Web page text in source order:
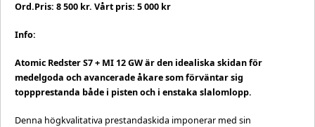
Ord.Pris: 8 500 kr. Vårt pris: 5 000 kr
Info:
Atomic Redster S7 + MI 12 GW är den idealiska skidan för
medelgoda och avancerade åkare som förväntar sig
toppprestanda både i pisten och i enstaka slalomlopp.
Denna högkvalitativa prestandaskida imponerar med sin